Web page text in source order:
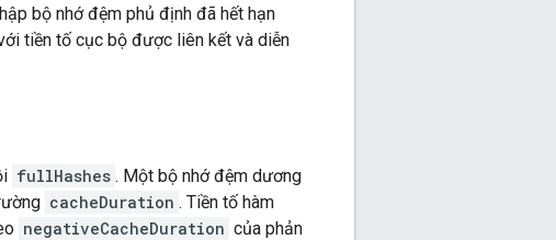
bộ nhớ đệm phủ định đã hết hạn
tiền tố cục bộ được liên kết và diễn
fullHashes . Một bộ nhớ đệm dương
cacheDuration . Tiền tố hàm
negativeCacheDuration của phản